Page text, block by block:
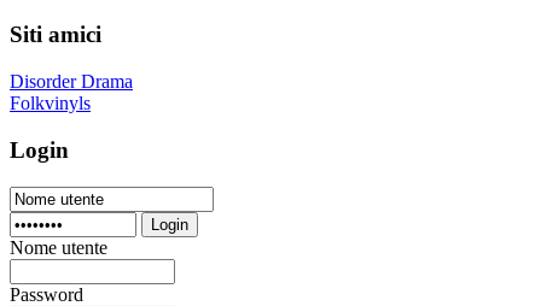
Siti amici
Disorder Drama
Folkvinyls
Login
Login
Nome utente
Password